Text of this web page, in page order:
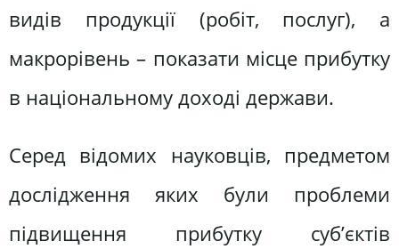
видів продукції (робіт, послуг), а
макрорівень – показати місце прибутку
в національному доході держави.
Серед відомих науковців, предметом
дослідження яких були проблеми
підвищення прибутку суб’єктів